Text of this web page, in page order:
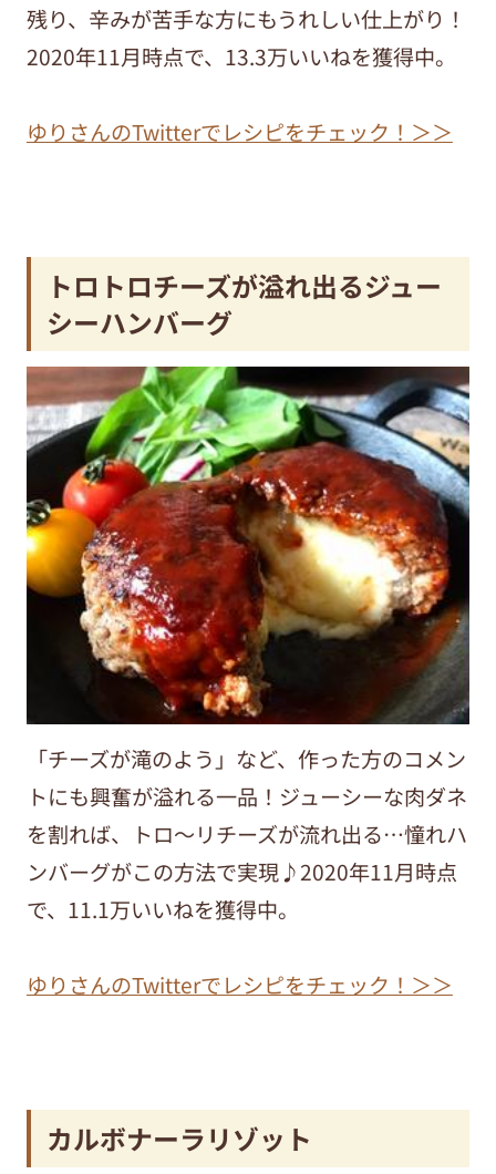
残り、辛みが苦手な方にもうれしい仕上がり！
2020年11月時点で、13.3万いいねを獲得中。
ゆりさんのTwitterでレシピをチェック！＞＞
トロトロチーズが溢れ出るジュー
シーハンバーグ
「チーズが滝のよう」など、作った方のコメン
トにも興奮が溢れる一品！ジューシーな肉ダネ
を割れば、トロ～リチーズが流れ出る…憧れハ
ンバーグがこの方法で実現♪2020年11月時点
で、11.1万いいねを獲得中。
ゆりさんのTwitterでレシピをチェック！＞＞
カルボナーラリゾット